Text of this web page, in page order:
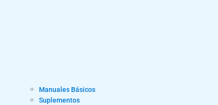
Manuales Básicos
Suplementos